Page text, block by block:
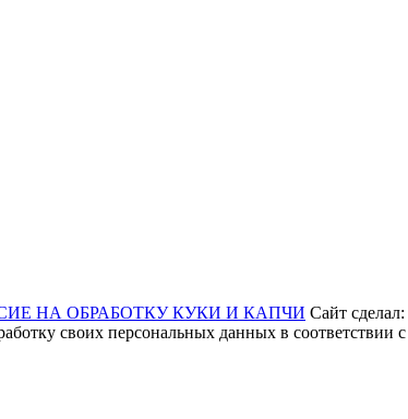
НА ОБРАБОТКУ КУКИ И КАПЧИ Сайт сделал:
своих персональных данных в соответствии с